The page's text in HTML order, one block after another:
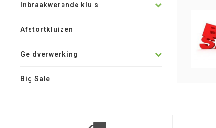
Inbraakwerende kluis
Afstortkluizen
Geldverwerking
Big Sale